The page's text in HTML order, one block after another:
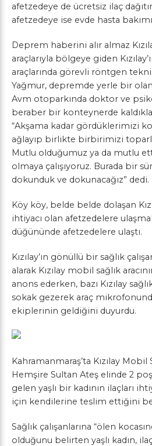
afetzedeye de ücretsiz ilaç
afetzedeye ise evde hasta
Deprem haberini alır almaz
araçlarıyla bölgeye giden
araçlarında görevli röntgen
Yağmur, depremde yerle bir
Avm otoparkında doktor ve
beraber bir konteynerde
“Akşama kadar gördüklerimizi
ağlayıp birlikte birbirimizi
Mutlu olduğumuz ya da mutlu
olmaya çalışıyoruz. Burada bir
dokunduk ve dokunacağız” dedi.
Köy köy, belde belde dolaşan
ihtiyacı olan afetzedelere
düğününde afetzedelere ulaştı.
Kızılay’ın gönüllü bir sağlık
alarak Kızılay mobil sağlık
anons ederken, bazı Kızılay
sokak gezerek araç
ekiplerinin geldiğini duyurdu.
Kahramanmaraş’ta Kızılay Mobil
Hemşire Sultan Ateş elinde 2
gelen yaşlı bir kadının ilaçları
için kendilerine teslim ettiğini
Sağlık çalışanlarına “ölen
olduğunu belirten yaşlı kadın,